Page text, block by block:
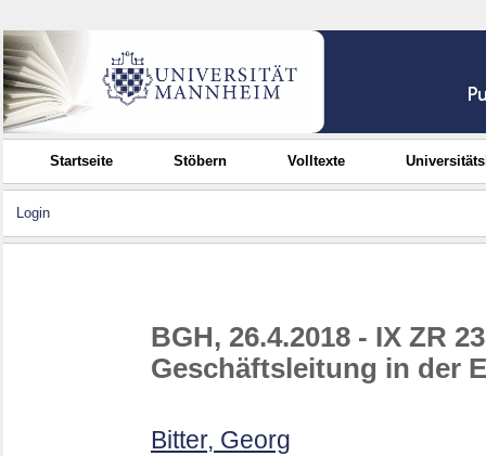
Startseite Stöbern Volltexte
Login
BGH, 26.4.2018 - IX ZR
Geschäftsleitung in der
Bitter, Georg